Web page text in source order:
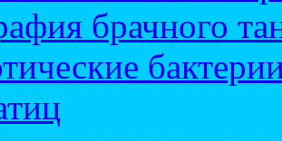
брачного